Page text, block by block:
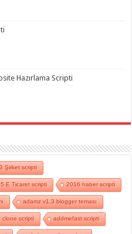
Hazırlama Scripti
Şirket scripti
E Ticaret scripti 2016 haber scripti
adamz v1.3 blogger teması
clone scripti addmefast scripti